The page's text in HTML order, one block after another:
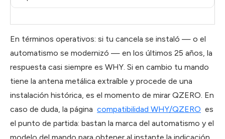
En términos operativos: si tu cancela se instaló — o el
automatismo se modernizó — en los últimos 25 años, la
respuesta casi siempre es WHY. Si en cambio tu mando
tiene la antena metálica extraíble y procede de una
instalación histórica, es el momento de mirar QZERO. En
caso de duda, la página compatibilidad WHY/QZERO es
el punto de partida: bastan la marca del automatismo y el